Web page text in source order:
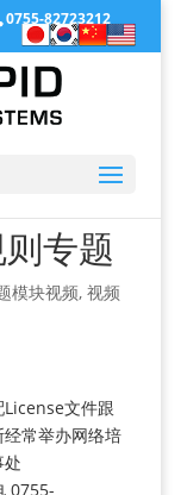
0755-82723212
专题
模块视频, 视频
文件跟
常举办网络培
0755-